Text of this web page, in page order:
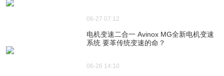
06-27 07:12
电机变速二合一 Avinox MG全新电机变速
系统 要革传统变速的命？
06-26 14:10